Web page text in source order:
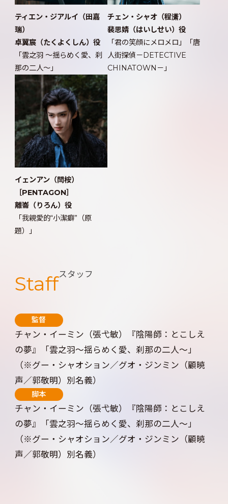
ティエン・ジアルイ（田嘉
瑞）
卓翼宸（たくよくしん）役
「雲之羽 ～揺らめく愛、刹
那の二人～」
チェン・シャオ（程潇）
裴思婧（はいしせい）役
「君の笑顔にメロメロ」「唐
人街探偵－DETECTIVE
CHINATOWN－」
イェンアン（閆桉）
［PENTAGON］
離崙（りろん）役
「我親愛的“小潔癖”（原
題）」
Staffスタッフ
監督
チャン・イーミン（張弋敏）『陰陽師：とこしえ
の夢』「雲之羽～揺らめく愛、刹那の二人～」
（※グー・シャオション／グオ・ジンミン（顧暁
声／郭敬明）別名義）
脚本
チャン・イーミン（張弋敏）『陰陽師：とこしえ
の夢』「雲之羽～揺らめく愛、刹那の二人～」
（※グー・シャオション／グオ・ジンミン（顧暁
声／郭敬明）別名義）